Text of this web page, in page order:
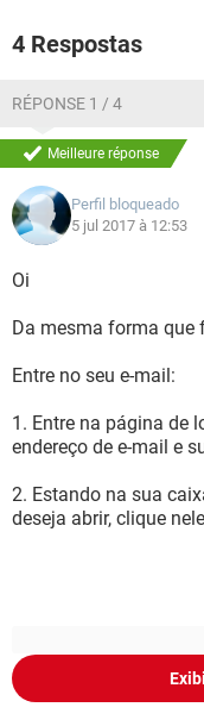
4 Respostas
RÉPONSE 1 / 4
Meilleure réponse
Perfil bloqueado
5 jul 2017 à 12:53
Oi
Da mesma forma que
Entre no seu e-mail:
1. Entre na página de
endereço de e-mail e
2. Estando na sua
deseja abrir, clique